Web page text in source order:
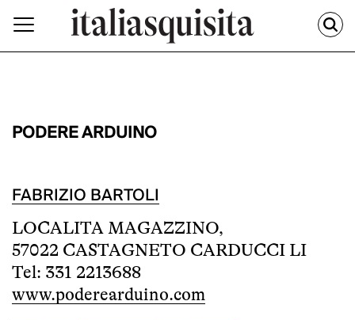
PODERE ARDUINO
FABRIZIO BARTOLI
LOCALITA MAGAZZINO,
57022 CASTAGNETO CARDUCCI LI
Tel: 331 2213688
www.poderearduino.com